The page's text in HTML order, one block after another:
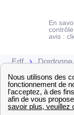
En
avis :
Edf Dordogne